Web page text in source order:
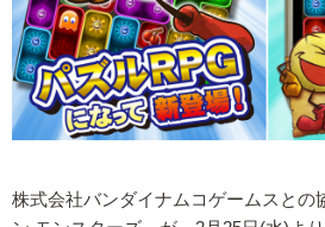
株式会社バンダイナムコゲームスとの